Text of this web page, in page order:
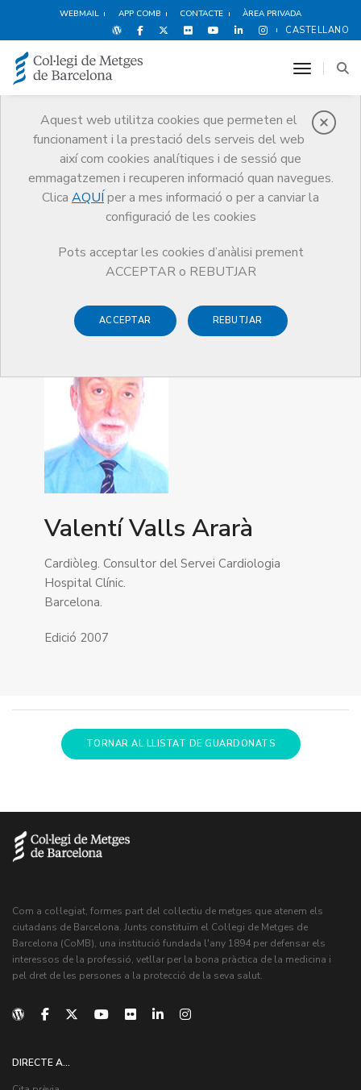
WEBMAIL APP COMB CONTACTE ÀREA PRIVADA
CASTELLANO
Aquest web utilitza cookies que permeten el
funcionament i la prestació dels serveis del web
així com cookies analítiques i de sessió que
emmagatzemen i recuperen informació quan navegues.
Clica AQUÍ per a mes informació o per a canviar la
configuració de les cookies
Pots acceptar les cookies d’anàlisi prement
ACCEPTAR o REBUTJAR
ACCEPTAR REBUTJAR
toggle
Premis
Premis Guardonat Edició 2007
Guardonat Edició 2007
Valentí Valls Ararà
Cardiòleg. Consultor del Servei Cardiologia
Hospital Clínic.
Barcelona.
Edició 2007
TORNAR AL LLISTAT DE GUARDONATS
Com a col·legiat, formes part del col·lectiu de metges que atenem els
ciutadans de Barcelona. Junts constituïm el Col·legi de Metges de
Barcelona (CoMB), una institució fundada l'any 1894 per defensar els
interessos de la professió, vetllar per la bona pràctica de la medicina i
pel dret de les persones a la protecció de la seva salut.
DIRECTE A...